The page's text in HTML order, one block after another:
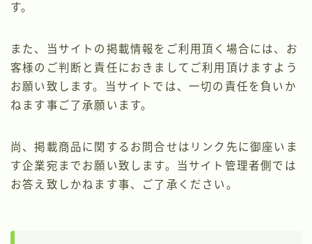
す。
また、当サイトの掲載情報をご利用頂く場合には、お
客様のご判断と責任におきましてご利用頂けますよう
お願い致します。当サイトでは、一切の責任を負いか
ねます事ご了承願います。
尚、掲載商品に関するお問合せはリンク先に御座いま
す企業宛までお願い致します。当サイト管理者側では
お答え致しかねます事、ご了承ください。